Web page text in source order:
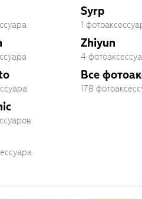
Syrp
1
Zhiyun
4
Все
178